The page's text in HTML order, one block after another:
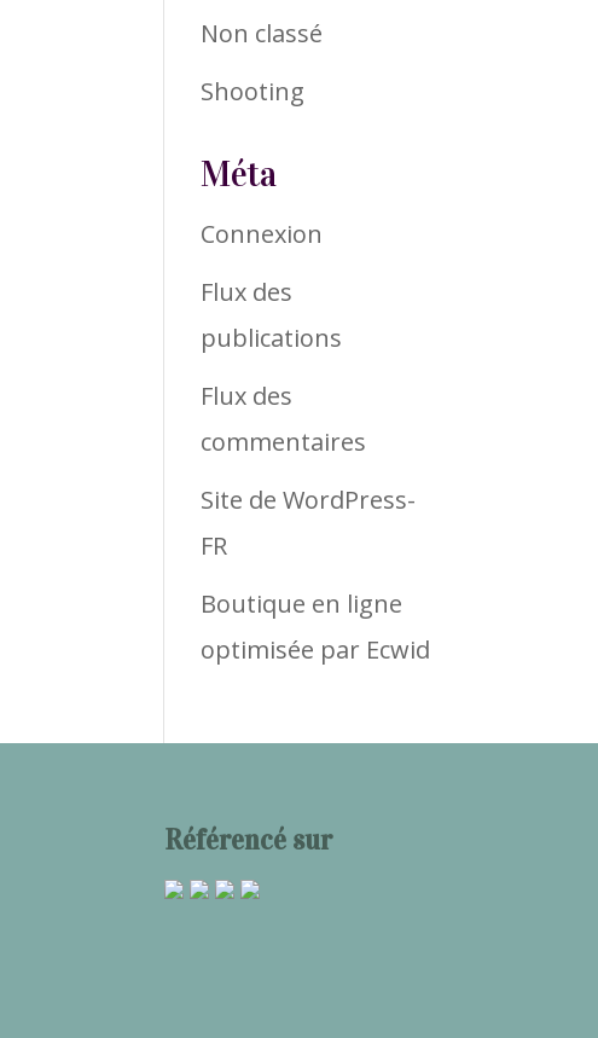
Non classé
Shooting
Méta
Connexion
Flux des
publications
Flux des
commentaires
Site de WordPress-
FR
Boutique en ligne
optimisée par Ecwid
Référencé sur